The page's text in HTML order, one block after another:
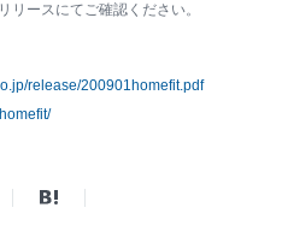
リースにてご確認ください。
release/200901homefit.pdf